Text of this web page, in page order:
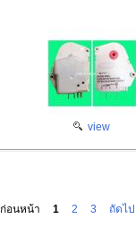
view
ก่อนหน้า 1 2 3 ถัดไป